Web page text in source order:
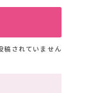
稿されていません